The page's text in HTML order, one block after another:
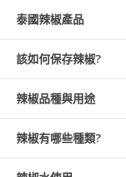
泰國辣椒產品
該如何保存辣椒?
辣椒品種與用途
辣椒有哪些種類?